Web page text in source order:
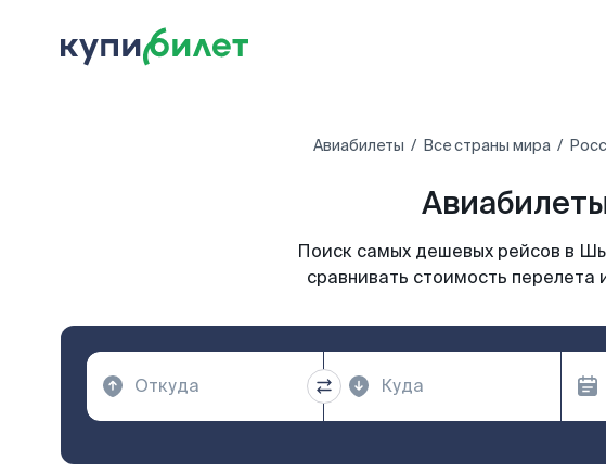
Авиабилеты Все страны мира
Поиск самых дешевых рейсов в
сравнивать стоимость